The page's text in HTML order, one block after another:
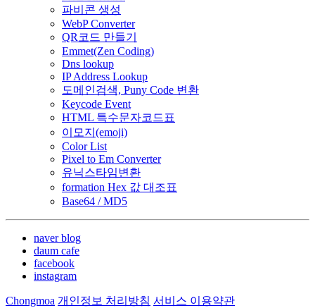
파비콘 생성
WebP Converter
QR코드 만들기
Emmet(Zen Coding)
Dns lookup
IP Address Lookup
도메인검색, Puny Code 변환
Keycode Event
HTML 특수문자코드표
이모지(emoji)
Color List
Pixel to Em Converter
유닉스타임변환
formation Hex 값 대조표
Base64 / MD5
naver blog
daum cafe
facebook
instagram
Chongmoa 개인정보 처리방침 서비스 이용약관